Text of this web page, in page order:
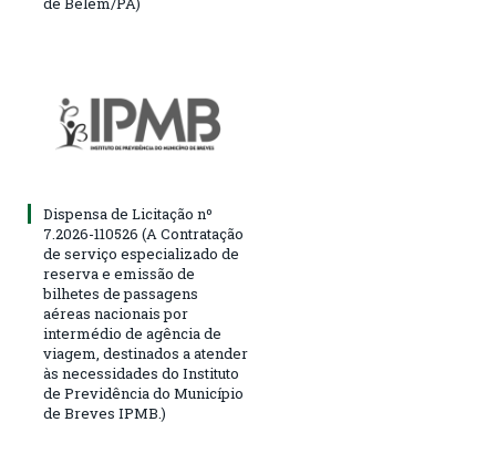
Dispensa de Licitação nº
7.2026-110526 (A Contratação
de serviço especializado de
reserva e emissão de
bilhetes de passagens
aéreas nacionais por
intermédio de agência de
viagem, destinados a atender
às necessidades do Instituto
de Previdência do Município
de Breves IPMB.)